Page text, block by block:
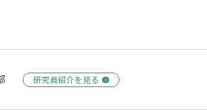
研究員紹介を見る